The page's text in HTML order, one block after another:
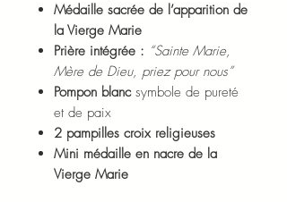
Médaille sacrée de l’apparition de
la Vierge Marie
Prière intégrée : “Sainte Marie,
Mère de Dieu, priez pour nous”
Pompon blancsymbole de pureté
et de paix
2 pampilles croix religieuses
Mini médaille en nacre de la
Vierge Marie